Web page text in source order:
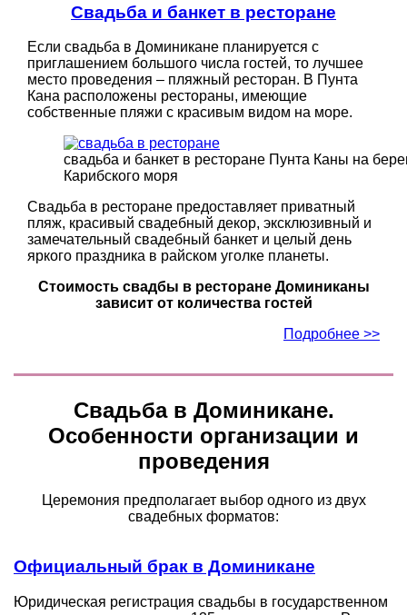
Свадьба и банкет в ресторане
Если свадьба в Доминикане планируется с
приглашением большого числа гостей, то лучшее
место проведения – пляжный ресторан. В Пунта
Кана расположены рестораны, имеющие
собственные пляжи с красивым видом на море.
свадьба и банкет в ресторане Пунта Каны на
Карибского моря
Свадьба в ресторане предоставляет приватный
пляж, красивый свадебный декор, эксклюзивный и
замечательный свадебный банкет и целый день
яркого праздника в райском уголке планеты.
Стоимость свадбы в ресторане Доминиканы
зависит от количества гостей
Подробнее >>
Свадьба в Доминикане.
Особенности организации и
проведения
Церемония предполагает выбор одного из двух
свадебных форматов:
Официальный брак в Доминикане
Юридическая регистрация свадьбы в государственном